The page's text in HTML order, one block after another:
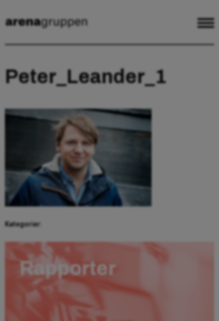
Peter_Leander_1
Kategorier:
Rapporter